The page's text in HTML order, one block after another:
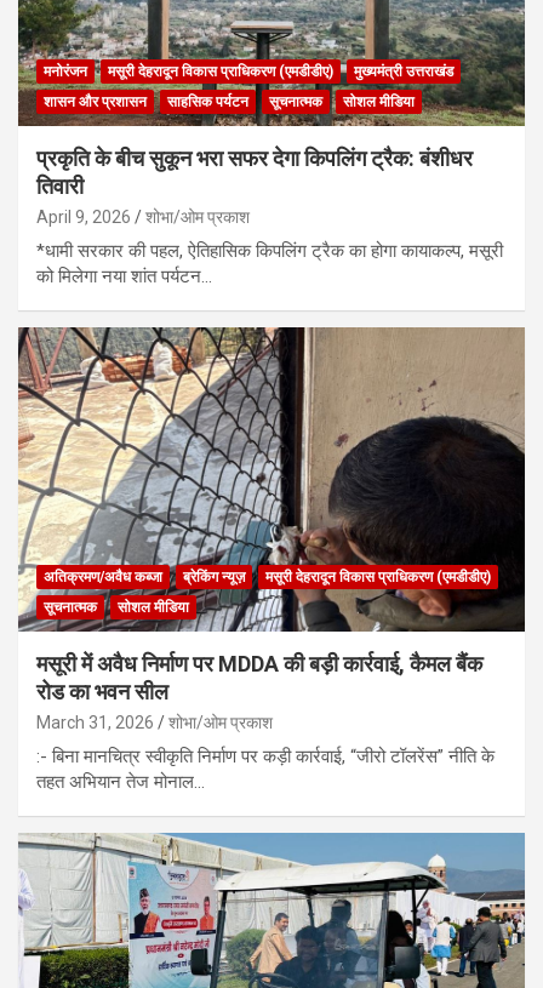
मनोरंजन मसूरी देहरादून विकास प्राधिकरण (एमडीडीए)
मुख्यमंत्री उत्तराखंड
शासन और प्रशासन
साहसिक पर्यटन सूचनात्मक सोशल मीडिया
प्रकृति के बीच सुकून भरा सफर देगा किपलिंग ट्रैक: बंशीधर
तिवारी
April 9, 2026 शोभा/ओम प्रकाश
*धामी सरकार की पहल, ऐतिहासिक किपलिंग ट्रैक का होगा कायाकल्प, मसूरी
को मिलेगा नया शांत पर्यटन…
अतिक्रमण/अवैध कब्जा ब्रेकिंग न्यूज़
मसूरी देहरादून विकास प्राधिकरण (एमडीडीए)
सूचनात्मक
सोशल मीडिया
मसूरी में अवैध निर्माण पर MDDA की बड़ी कार्रवाई, कैमल बैंक
रोड का भवन सील
March 31, 2026 शोभा/ओम प्रकाश
:- बिना मानचित्र स्वीकृति निर्माण पर कड़ी कार्रवाई, “जीरो टॉलरेंस” नीति के
तहत अभियान तेज मोनाल…